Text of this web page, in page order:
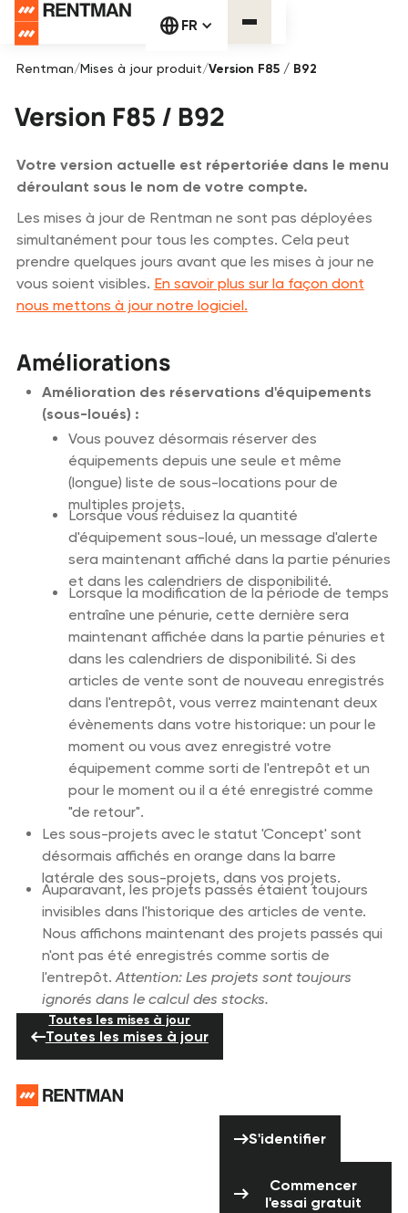
FR
Rentman/Mises à jour produit/Version F85 / B92
Version F85 / B92
Votre version actuelle est répertoriée dans le menu
déroulant sous le nom de votre compte.
Les mises à jour de Rentman ne sont pas déployées
simultanément pour tous les comptes. Cela peut
prendre quelques jours avant que les mises à jour ne
vous soient visibles. En savoir plus sur la façon dont
nous mettons à jour notre logiciel.
Améliorations
Amélioration des réservations d'équipements
(sous-loués) :
Vous pouvez désormais réserver des
équipements depuis une seule et même
(longue) liste de sous-locations pour de
multiples projets.
Lorsque vous réduisez la quantité
d'équipement sous-loué, un message d'alerte
sera maintenant affiché dans la partie pénuries
et dans les calendriers de disponibilité.
Lorsque la modification de la période de temps
entraîne une pénurie, cette dernière sera
maintenant affichée dans la partie pénuries et
dans les calendriers de disponibilité. Si des
articles de vente sont de nouveau enregistrés
dans l'entrepôt, vous verrez maintenant deux
évènements dans votre historique: un pour le
moment ou vous avez enregistré votre
équipement comme sorti de l'entrepôt et un
pour le moment ou il a été enregistré comme
"de retour".
Les sous-projets avec le statut 'Concept' sont
désormais affichés en orange dans la barre
latérale des sous-projets, dans vos projets.
Auparavant, les projets passés étaient toujours
invisibles dans l'historique des articles de vente.
Nous affichons maintenant des projets passés qui
n'ont pas été enregistrés comme sortis de
l'entrepôt.Attention: Les projets sont toujours
ignorés dans le calcul des stocks.
Toutes les mises à jour
Toutes les mises à jour
S'identifier
Commencer
l'essai gratuit